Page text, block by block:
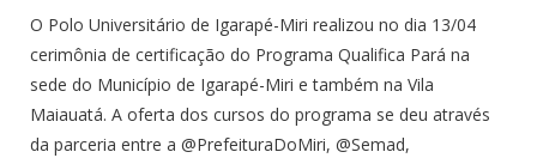
O Polo Universitário de Igarapé-Miri realizou no dia 13/04
cerimônia de certificação do Programa Qualifica Pará na
sede do Município de Igarapé-Miri e também na Vila
Maiauatá. A oferta dos cursos do programa se deu através
da parceria entre a @PrefeituraDoMiri, @Semad,